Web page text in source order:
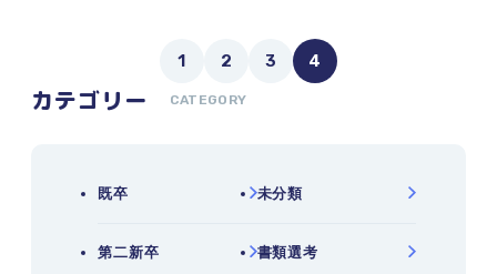
1 2 3 4
カテゴリー CATEGORY
既卒 未分類
第二新卒 書類選考